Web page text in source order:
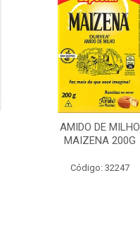
AMIDO DE MILHO
MAIZENA 200G
Código: 32247